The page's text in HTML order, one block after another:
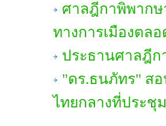
ศาลฎีกาพิพากษ
ทางการเมืองตล
ประธานศาลฎีก
"ดร.ธนภัทร" สอ
ไทยกลางที่ประชุ